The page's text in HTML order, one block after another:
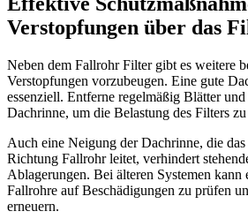
Verstopfungen über das
Neben dem Fallrohr Filter gibt es weitere
Verstopfungen vorzubeugen. Eine gute
essenziell. Entferne regelmäßig Blätter
Dachrinne, um die Belastung des Filters
Auch eine Neigung der Dachrinne, die
Richtung Fallrohr leitet, verhindert
Ablagerungen. Bei älteren Systemen kann
Fallrohre auf Beschädigungen zu prüfen
erneuern.